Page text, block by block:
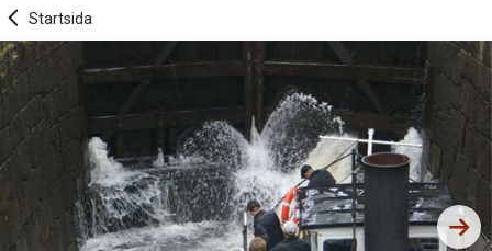
Startsida